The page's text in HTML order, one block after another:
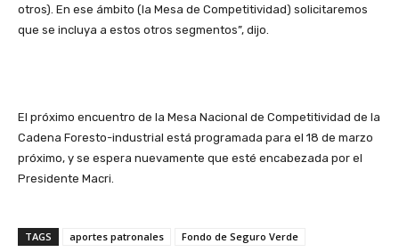
otros). En ese ámbito (la Mesa de Competitividad) solicitaremos
que se incluya a estos otros segmentos”, dijo.
El próximo encuentro de la Mesa Nacional de Competitividad de la
Cadena Foresto-industrial está programada para el 18 de marzo
próximo, y se espera nuevamente que esté encabezada por el
Presidente Macri.
TAGS aportes patronales
Fondo de Seguro Verde